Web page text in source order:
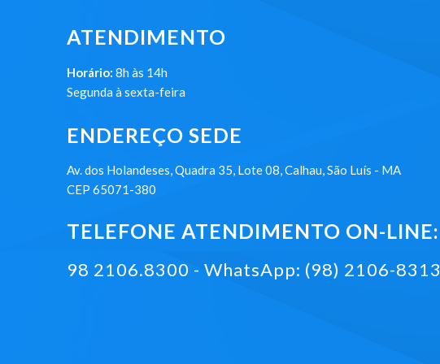
ATENDIMENTO
Horário: 8h às 14h
Segunda à sexta-feira
ENDEREÇO SEDE
Av. dos Holandeses, Quadra 35, Lote 08, Calhau, São Luís - MA
CEP 65071-380
TELEFONE ATENDIMENTO ON-LINE:
98 2106.8300 - WhatsApp: (98) 2106-8313